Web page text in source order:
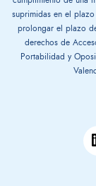
suprimidas en el
prolongar el plazo
derechos de
Portabilidad y